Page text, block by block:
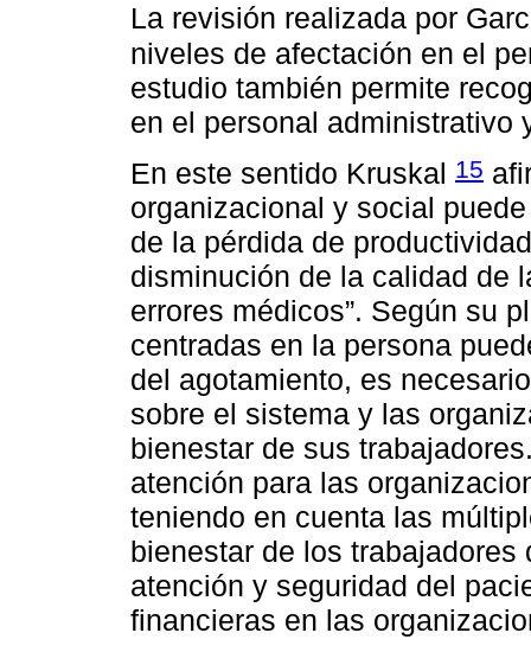
La revisión realizada por
niveles de afectación en el
estudio también permite
en el personal administrativo
En este sentido Kruskal 15
organizacional y social
de la pérdida de
disminución de la calidad de
errores médicos”. Según su
centradas en la persona
del agotamiento, es
sobre el sistema y las
bienestar de sus
atención para las
teniendo en cuenta las
bienestar de los
atención y seguridad del
financieras en las